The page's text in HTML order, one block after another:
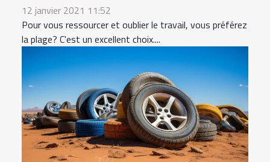
12 janvier 2021 11:52
Pour vous ressourcer et oublier le travail, vous préférez
la plage? C'est un excellent choix....